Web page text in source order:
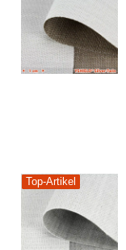
Top-Artikel